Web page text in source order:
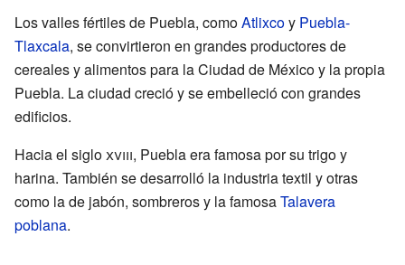
Los valles fértiles de Puebla, comoAtlixcoy Puebla-
Tlaxcala, se convirtieron en grandes productores de
cereales y alimentos para la Ciudad de México y la propia
Puebla. La ciudad creció y se embelleció con grandes
edificios.
Hacia el sigloxviii, Puebla era famosa por su trigo y
harina. También se desarrolló la industria textil y otras
como la de jabón, sombreros y la famosaTalavera
poblana.